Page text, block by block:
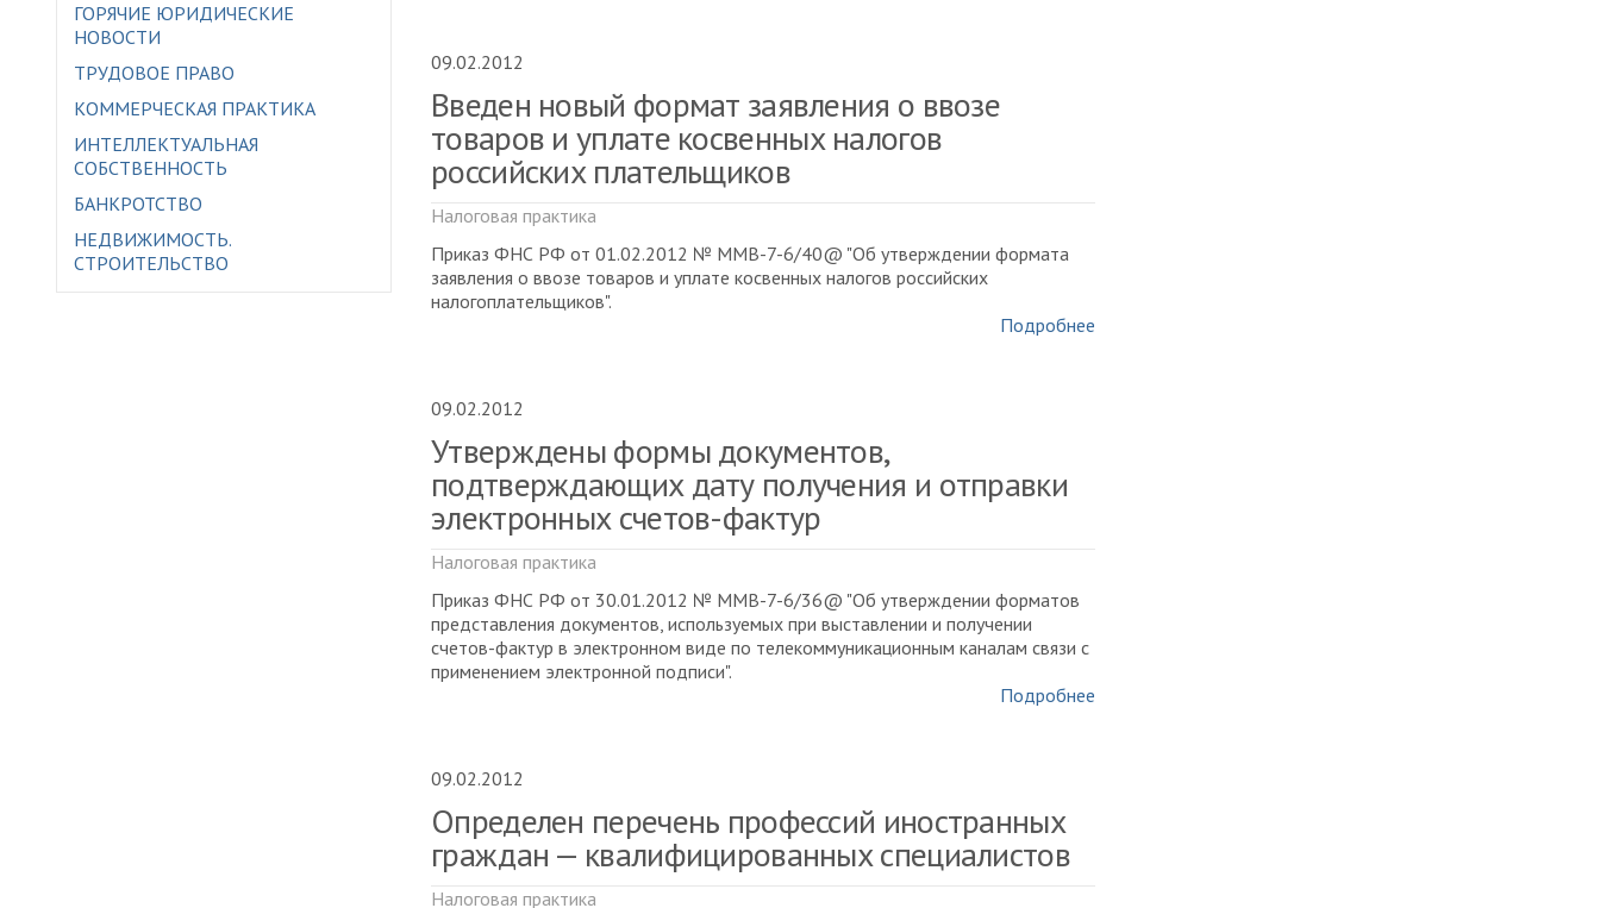
ГОРЯЧИЕ ЮРИДИЧЕСКИЕ
НОВОСТИ
ТРУДОВОЕ ПРАВО
КОММЕРЧЕСКАЯ ПРАКТИКА
ИНТЕЛЛЕКТУАЛЬНАЯ
СОБСТВЕННОСТЬ
БАНКРОТСТВО
НЕДВИЖИМОСТЬ.
СТРОИТЕЛЬСТВО
09.02.2012
Введен новый формат заявления о ввозе
товаров и уплате косвенных налогов
российских плательщиков
Налоговая практика
Приказ ФНС РФ от 01.02.2012 № ММВ-7-6/40@ "Об утверждении формата
заявления о ввозе товаров и уплате косвенных налогов российских
налогоплательщиков".
Подробнее
09.02.2012
Утверждены формы документов,
подтверждающих дату получения и отправки
электронных счетов-фактур
Налоговая практика
Приказ ФНС РФ от 30.01.2012 № ММВ-7-6/36@ "Об утверждении форматов
представления документов, используемых при выставлении и получении
счетов-фактур в электронном виде по телекоммуникационным каналам связи с
применением электронной подписи".
Подробнее
09.02.2012
Определен перечень профессий иностранных
граждан — квалифицированных специалистов
Налоговая практика